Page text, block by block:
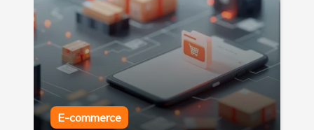
E-commerce